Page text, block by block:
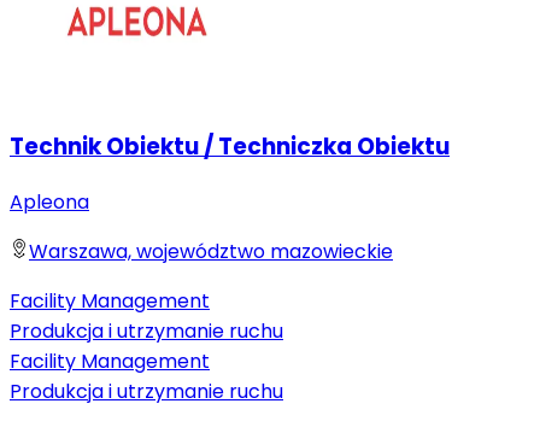
Technik Obiektu / Techniczka Obiektu
Apleona
Warszawa, województwo mazowieckie
Facility Management
Produkcja i utrzymanie ruchu
Facility Management
Produkcja i utrzymanie ruchu